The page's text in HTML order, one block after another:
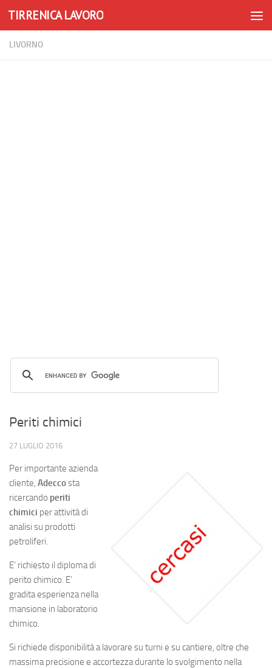
Skip to content
TIRRENICA LAVORO
LIVORNO
Periti chimici
27 LUGLIO 2016
Per importante azienda
cliente, Adeccosta
ricercando periti
chimici per attività di
analisi su prodotti
petroliferi.
E’ richiesto il diploma di
perito chimico. E’
gradita esperienza nella
mansione in laboratorio
chimico.
Si richiede disponibilità a lavorare su turni e su cantiere, oltre che
massima precisione e accortezza durante lo svolgimento nella